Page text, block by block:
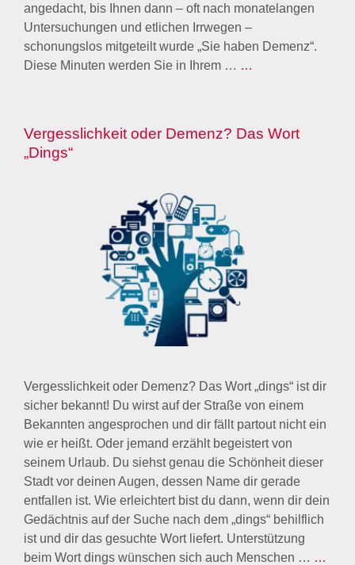
angedacht, bis Ihnen dann – oft nach monatelangen
Untersuchungen und etlichen Irrwegen –
schonungslos mitgeteilt wurde „Sie haben Demenz“.
Diese Minuten werden Sie in Ihrem … …
Vergesslichkeit oder Demenz? Das Wort
„Dings“
Vergesslichkeit oder Demenz? Das Wort „dings“ ist dir
sicher bekannt! Du wirst auf der Straße von einem
Bekannten angesprochen und dir fällt partout nicht ein
wie er heißt. Oder jemand erzählt begeistert von
seinem Urlaub. Du siehst genau die Schönheit dieser
Stadt vor deinen Augen, dessen Name dir gerade
entfallen ist. Wie erleichtert bist du dann, wenn dir dein
Gedächtnis auf der Suche nach dem „dings“ behilflich
ist und dir das gesuchte Wort liefert. Unterstützung
beim Wort dings wünschen sich auch Menschen … …